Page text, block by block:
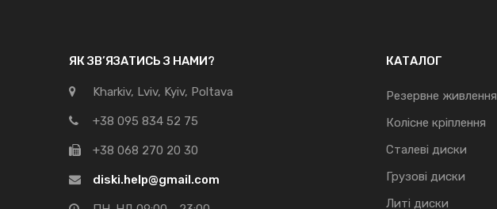
ЯК ЗВ’ЯЗАТИСЬ З НАМИ?
Kharkiv, Lviv, Kyiv, Poltava
+38 095 834 52 75
+38 068 270 20 30
diski.help@gmail.com
КАТАЛОГ
Резервне живлення
Колісне кріплення
Сталеві диски
Грузові диски
Литі диски